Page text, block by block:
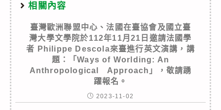
相關內容
臺灣歐洲聯盟中心、法國在臺協會及國立臺
灣大學文學院於112年11月21日邀請法國學
者 Philippe Descola來臺進行英文演講，講
題：「Ways of Worlding: An
Anthropological Approach」，敬請踴
躍報名。
2023-11-02